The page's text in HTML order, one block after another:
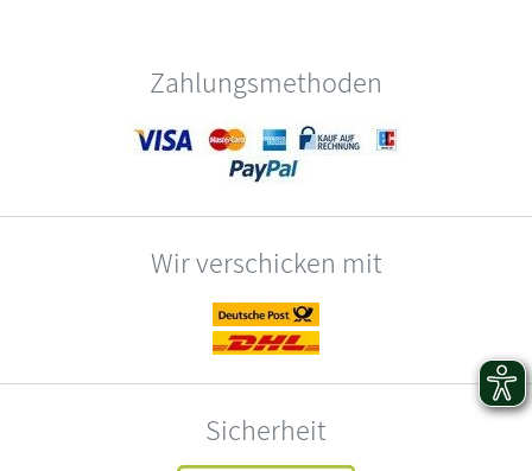
Zahlungsmethoden
Wir verschicken mit
Sicherheit